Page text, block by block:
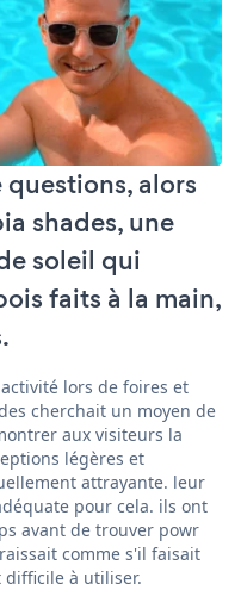
alors
shades, une
soleil qui
faits à la main,
lors de foires et
cherchait un moyen de
aux visiteurs la
légères et
attrayante. leur
pour cela. ils ont
avant de trouver powr
comme s'il faisait
à utiliser.